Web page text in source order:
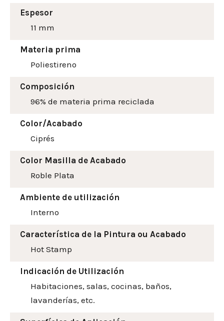
Espesor
11 mm
Materia prima
Poliestireno
Composición
96% de materia prima reciclada
Color/Acabado
Ciprés
Color Masilla de Acabado
Roble Plata
Ambiente de utilización
Interno
Característica de la Pintura ou Acabado
Hot Stamp
Indicación de Utilización
Habitaciones, salas, cocinas, baños,
lavanderías, etc.